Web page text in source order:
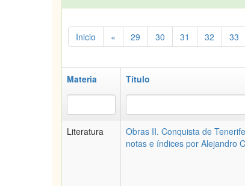
Inicio « 29 30 31 32 33
Materia Título
Literatura
Obras II. Conquista de
notas e índices por Alejandro